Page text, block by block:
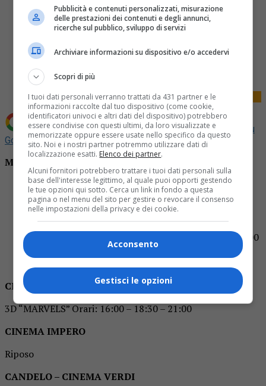
Share
Tweet
Aggiungi La Provincia di Biella come Fonte preferita su
Google
MULTISALA MAZZINI
Sala 1:
“FIVE NIGHTS AT FREDDY’S” Orari: 21
“TROLLS 3 – TUTTI INSIEME” Orari: 16:00 – 18:00
Sala 2:
“C’E’ ANCORA DOMANI” Orari: 16:00 – 18:30 – 21:00
CINEMA TEATRO ODEON
3D “MARVELS” Orari: 16:00 – 18:30 – 21:00
CINEMA IMPERO
Riposo
CANDELO – CINEMA VERDI
Pubblicità e contenuti personalizzati, misurazione
delle prestazioni dei contenuti e degli annunci,
ricerche sul pubblico, sviluppo di servizi
Archiviare informazioni su dispositivo e/o accedervi
Scopri di più
I tuoi dati personali verranno trattati da 431 partner e le
informazioni raccolte dal tuo dispositivo (come cookie,
identificatori univoci e altri dati del dispositivo) potrebbero
essere condivise con questi ultimi, da loro visualizzate e
memorizzate oppure essere usate nello specifico da questo
sito. Noi e i nostri partner potremmo utilizzare dati di
localizzazione esatti. Elenco dei partner.
Alcuni fornitori potrebbero trattare i tuoi dati personali sulla
base dell'interesse legittimo, al quale puoi opporti gestendo
le tue opzioni qui sotto. Cerca un link in fondo a questa
pagina o nel menu del sito per gestire o revocare il consenso
nelle impostazioni della privacy e dei cookie.
Acconsento
Gestisci le opzioni